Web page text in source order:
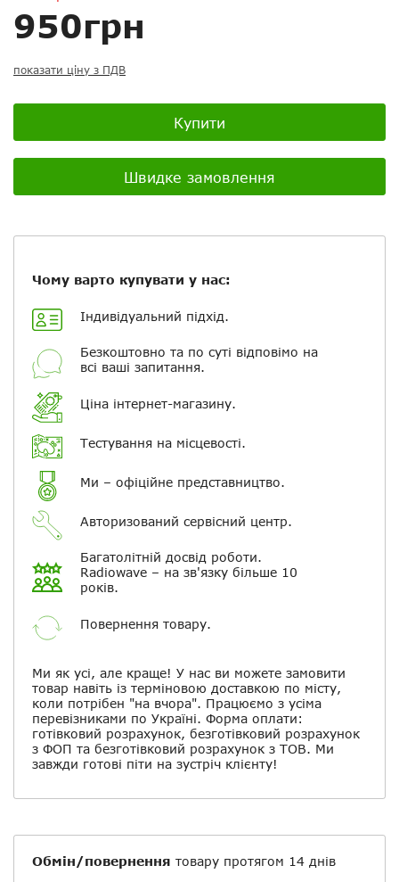
950грн
показати ціну з ПДВ
Купити
Швидке замовлення
Чому варто купувати у нас:
Індивідуальний підхід.
Безкоштовно та по суті відповімо на
всі ваші запитання.
Ціна інтернет-магазину.
Тестування на місцевості.
Ми – офіційне представництво.
Авторизований сервісний центр.
Багатолітній досвід роботи.
Radiowave – на зв'язку більше 10
років.
Повернення товару.
Ми як усі, але краще! У нас ви можете замовити
товар навіть із терміновою доставкою по місту,
коли потрібен "на вчора". Працюємо з усіма
перевізниками по Україні. Форма оплати:
готівковий розрахунок, безготівковий розрахунок
з ФОП та безготівковий розрахунок з ТОВ. Ми
завжди готові піти на зустріч клієнту!
Обмін/повернення товару протягом 14 днів
Ваш відгук:
Посилання на відео з Youtube:
Ваше ім'я
Електронна пошта
Повідомляти про відповіді по
електронній пошті
Скасувати